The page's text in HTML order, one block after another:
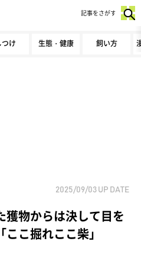
つけ 生態・健康 飼い方
記事をさがす
2025/09/03 UP DATE
獲物からは決して目を
こ掘れここ柴」